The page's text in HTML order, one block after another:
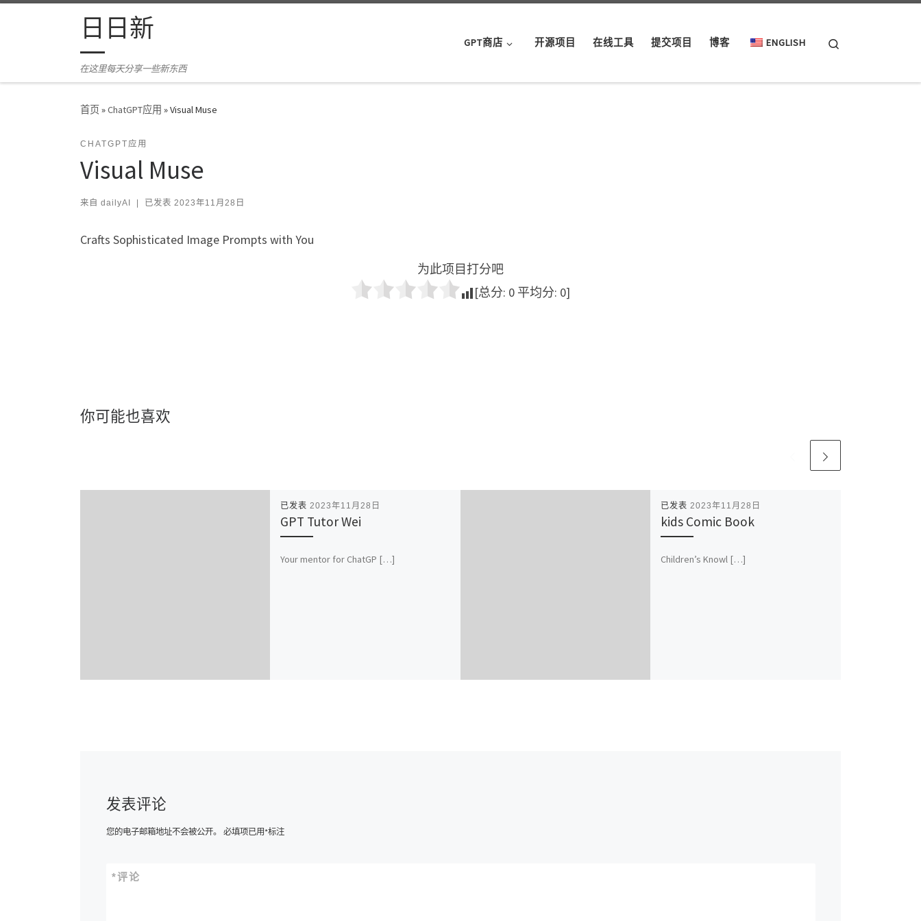
Skip to content日日新
在这里每天分享一些新东西
GPT商店 开源项目 在线工具 提交项目 博客 ENGLISH
首页»ChatGPT应用 »Visual Muse
CHATGPT应用
Visual Muse
来自 dailyAI 已发表 2023年11月28日
Crafts Sophisticated Image Prompts with You
为此项目打分吧
[总分: 0 平均分: 0]
你可能也喜欢
已发表 2023年11月28日
GPT Tutor Wei
Your mentor for ChatGP […]
已发表 2023年11月28日
kids Comic Book
Children’s Knowl […]
发表评论
您的电子邮箱地址不会被公开。 必填项已用*标注
评论
*